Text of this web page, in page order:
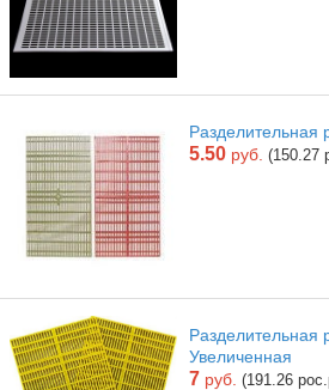
Разделительная
5.50 руб. (150.27
Разделительная
Увеличенная
7 руб. (191.26